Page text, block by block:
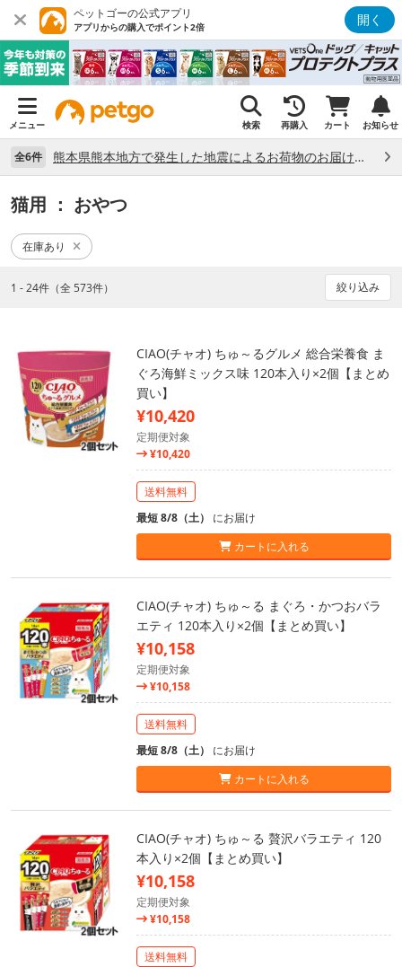
ペットゴーの公式アプリ
アプリからの購入でポイント2倍 開く
メニュー 検索 再購入 カート お知らせ
全6件 熊本県熊本地方で発生した地震によるお荷物のお届け状況について （7/28）
猫用 ： おやつ
在庫あり
1 - 24件（全 573件） 絞り込み
CIAO(チャオ) ちゅ～るグルメ 総合栄養食 ま
ぐろ海鮮ミックス味 120本入り×2個【まとめ
買い】
¥10,420
定期便対象
¥10,420
送料無料
最短 8/8（土） にお届け
カートに入れる
CIAO(チャオ) ちゅ～る まぐろ・かつおバラ
エティ 120本入り×2個【まとめ買い】
¥10,158
定期便対象
¥10,158
送料無料
最短 8/8（土） にお届け
カートに入れる
CIAO(チャオ) ちゅ～る 贅沢バラエティ 120
本入り×2個【まとめ買い】
¥10,158
定期便対象
¥10,158
送料無料